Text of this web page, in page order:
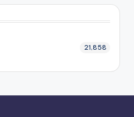
21,858